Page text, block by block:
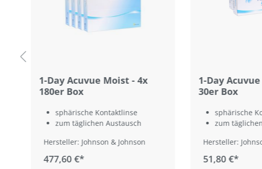
1-Day Acuvue Moist - 4x
180er Box
sphärische Kontaktlinse
zum täglichen Austausch
Hersteller: Johnson & Johnson
477,60 €*
1-Day
30er Box
sphärische
zum
Hersteller:
51,80 €*